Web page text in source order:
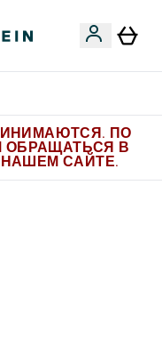
ПО
ОБРАЩАТЬСЯ В
САЙТЕ.